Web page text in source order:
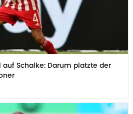
Schalke: Darum platzte der